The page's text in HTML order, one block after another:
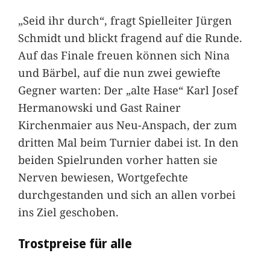
„Seid ihr durch“, fragt Spielleiter Jürgen
Schmidt und blickt fragend auf die Runde.
Auf das Finale freuen können sich Nina
und Bärbel, auf die nun zwei gewiefte
Gegner warten: Der „alte Hase“ Karl Josef
Hermanowski und Gast Rainer
Kirchenmaier aus Neu-Anspach, der zum
dritten Mal beim Turnier dabei ist. In den
beiden Spielrunden vorher hatten sie
Nerven bewiesen, Wortgefechte
durchgestanden und sich an allen vorbei
ins Ziel geschoben.
Trostpreise für alle